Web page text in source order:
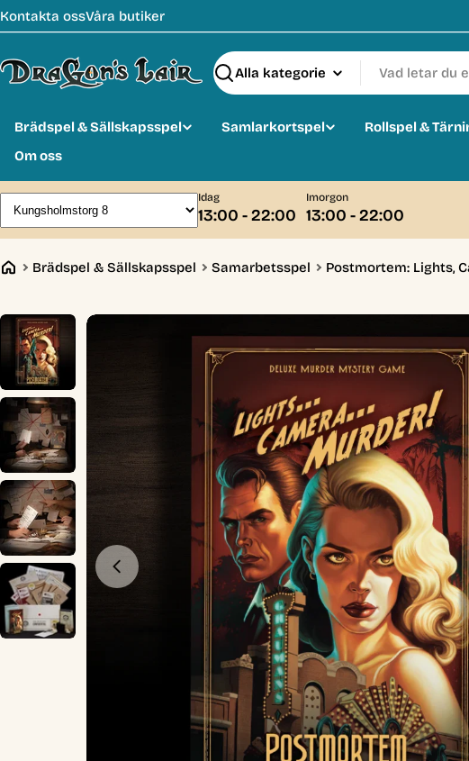
Hoppa
till
Kontakta ossVåra butiker
Sök
Brädspel & Sällskapsspel Samlarkortspel Rollspel &
Om oss
Idag
13:00 - 22:00
Imorgon
13:00 - 22:00
Brädspel & Sällskapsspel Samarbetsspel Postmortem: Lights,
Öppna media 0 i modal